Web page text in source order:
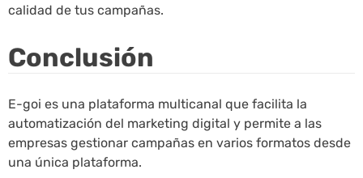
calidad de tus campañas.
Conclusión
E-goi es una plataforma multicanal que facilita la
automatización del marketing digital y permite a las
empresas gestionar campañas en varios formatos desde
una única plataforma.